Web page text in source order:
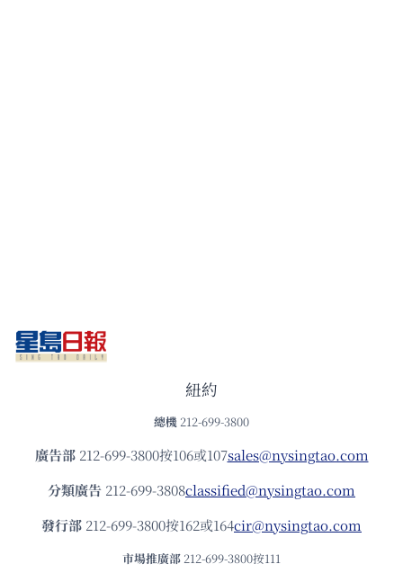
紐約
總機 212-699-3800
廣告部212-699-3800按106或107sales@nysingtao.com
分類廣告 212-699-3808classified@nysingtao.com
發⾏部 212-699-3800按162或164cir@nysingtao.com
市場推廣部 212-699-3800按111